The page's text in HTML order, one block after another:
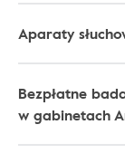
Aparaty
Bezpłatne
w gabinetach